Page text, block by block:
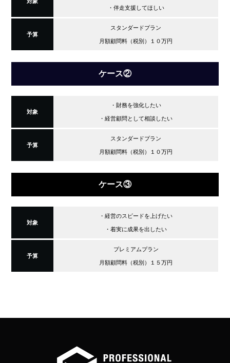
・伴走支援してほしい
予算
スタンダードプラン
月額顧問料（税別）１０万円
ケース②
対象
・財務を強化したい
・経営顧問として相談したい
予算
スタンダードプラン
月額顧問料（税別）１０万円
ケース③
対象
・経営のスピードを上げたい
・着実に成果を出したい
予算
プレミアムプラン
月額顧問料（税別）１５万円